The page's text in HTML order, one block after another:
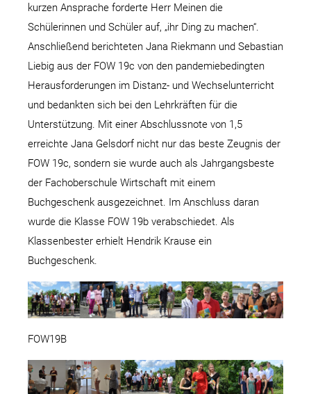
kurzen Ansprache forderte Herr Meinen die
Schülerinnen und Schüler auf, „ihr Ding zu machen“.
Anschließend berichteten Jana Riekmann und Sebastian
Liebig aus der FOW 19c von den pandemiebedingten
Herausforderungen im Distanz- und Wechselunterricht
und bedankten sich bei den Lehrkräften für die
Unterstützung. Mit einer Abschlussnote von 1,5
erreichte Jana Gelsdorf nicht nur das beste Zeugnis der
FOW 19c, sondern sie wurde auch als Jahrgangsbeste
der Fachoberschule Wirtschaft mit einem
Buchgeschenk ausgezeichnet. Im Anschluss daran
wurde die Klasse FOW 19b verabschiedet. Als
Klassenbester erhielt Hendrik Krause ein
Buchgeschenk.
FOW19B